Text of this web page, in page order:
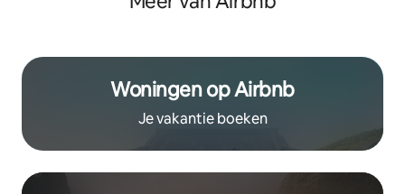
Woningen op Airbnb
Je vakantie boeken